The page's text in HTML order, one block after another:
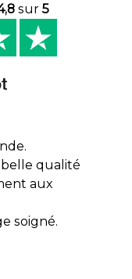
sur 5
qualité
aux
soigné.